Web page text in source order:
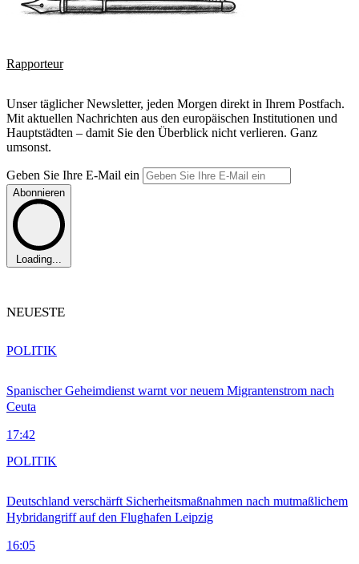
Rapporteur
Unser täglicher Newsletter, jeden Morgen direkt in Ihrem Postfach.
Mit aktuellen Nachrichten aus den europäischen Institutionen und
Hauptstädten – damit Sie den Überblick nicht verlieren. Ganz
umsonst.
Geben Sie Ihre E-Mail ein
Abonnieren
Loading...
NEUESTE
Spanischer Geheimdienst warnt vor neuem Migrantenstrom nach
Ceuta
17:42
POLITIK
Deutschland verschärft Sicherheitsmaßnahmen nach mutmaßlichem
Hybridangriff auf den Flughafen Leipzig
16:05
POLITIK